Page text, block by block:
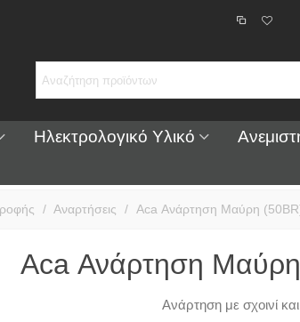
Ηλεκτρολογικό Υλικό
/ Αναρτήσεις / Aca Ανάρτηση Μαύρη
Aca Ανάρτηση
Ανάρτηση με σχοινί